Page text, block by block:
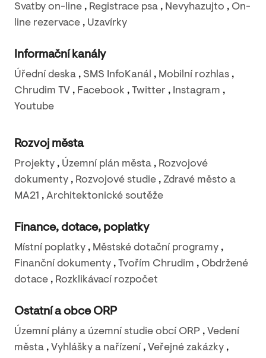
Svatby on-line , Registrace psa , Nevyhazujto , On-
line rezervace , Uzavírky
Informační kanály
Úřední deska , SMS InfoKanál , Mobilní rozhlas ,
Chrudim TV , Facebook , Twitter , Instagram ,
Youtube
Rozvoj města
Projekty , Územní plán města , Rozvojové
dokumenty , Rozvojové studie , Zdravé město a
MA21 , Architektonické soutěže
Finance, dotace, poplatky
Místní poplatky , Městské dotační programy ,
Finanční dokumenty , Tvořím Chrudim , Obdržené
dotace , Rozklikávací rozpočet
Ostatní a obce ORP
Územní plány a územní studie obcí ORP , Vedení
města , Vyhlášky a nařízení , Veřejné zakázky ,